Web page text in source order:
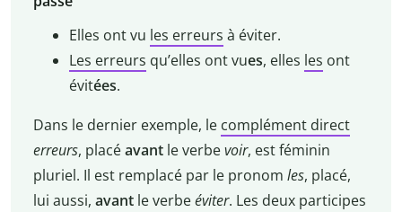
Elles ont vu les erreurs à éviter.
Les erreurs qu’elles ont vues, elles les ont
évitées.
Dans le dernier exemple, le complément direct
erreurs, placéavant le verbevoir, est féminin
pluriel. Il est remplacé par le pronom les, placé,
lui aussi, avant le verbeéviter. Les deux participes